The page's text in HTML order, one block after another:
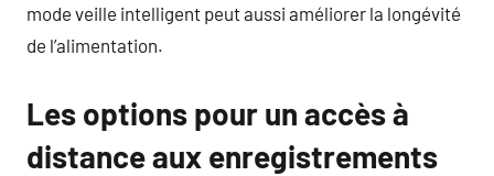
mode veille intelligent peut aussi améliorer la longévité
de l’alimentation.
Les options pour un accès à
distance aux enregistrements